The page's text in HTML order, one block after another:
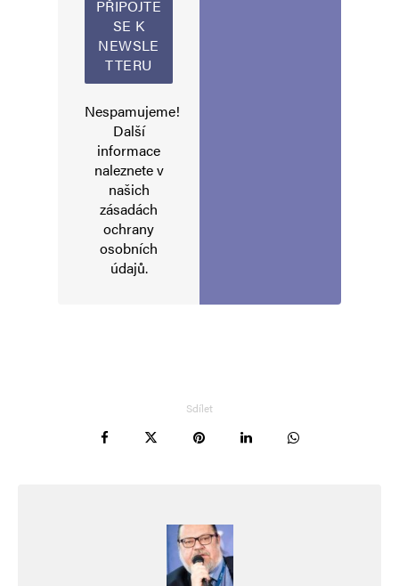
Nespamujeme!
Další
informace
naleznete v
našich
zásadách
ochrany
osobních
údajů.
Sdílet